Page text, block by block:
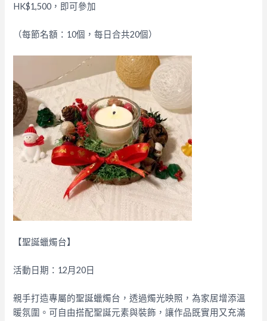
HK$1,500，即可參加
（每節名額：10個，每日合共20個）
【聖誕蠟燭台】
活動日期：12月20日
親手打造專屬的聖誕蠟燭台，透過燭光映照，為家居增添溫
暖氛圍。可自由搭配聖誕元素與裝飾，讓作品既實用又充滿